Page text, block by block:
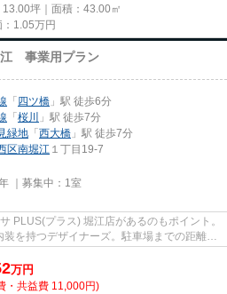
13.00坪｜面積：43.00㎡
1.05万円
江 事業用プラン
「四ツ橋 」駅 徒歩6分
「桜川
」駅 徒歩7分
緑地 「西大橋 」駅 徒歩7分
区南堀江 １丁目19-7
｜募集中： 1室
PLUS(プラス) 堀江店があるのもポイント。
を持つデザイナーズ。駐車場までの距離は
万円
・共益費 11,000円)